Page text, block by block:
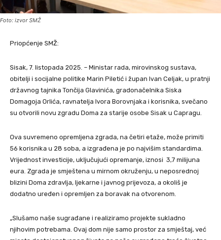
Foto: izvor SMŽ
Priopćenje SMŽ:
Sisak, 7. listopada 2025. – Ministar rada, mirovinskog sustava,
obitelji i socijalne politike Marin Piletić i župan Ivan Celjak, u pratnji
državnog tajnika Tončija Glavinića, gradonačelnika Siska
Domagoja Orlića, ravnatelja Ivora Borovnjaka i korisnika, svečano
su otvorili novu zgradu Doma za starije osobe Sisak u Capragu.
Ova suvremeno opremljena zgrada, na četiri etaže, može primiti
56 korisnika u 28 soba, a izgrađena je po najvišim standardima.
Vrijednost investicije, uključujući opremanje, iznosi 3,7 milijuna
eura. Zgrada je smještena u mirnom okruženju, u neposrednoj
blizini Doma zdravlja, ljekarne i javnog prijevoza, a okoliš je
dodatno uređen i opremljen za boravak na otvorenom.
„Slušamo naše sugrađane i realiziramo projekte sukladno
njihovim potrebama. Ovaj dom nije samo prostor za smještaj, već